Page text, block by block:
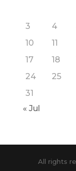
3
4
10
11
17
18
24
25
31
« Jul
All rights